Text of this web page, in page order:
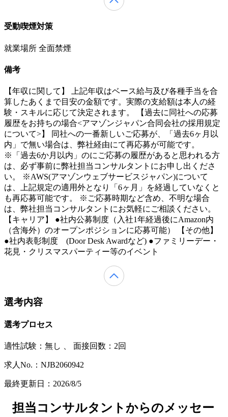
受動喫煙対策
就業場所 全面禁煙
備考
【年収に関して】 上記年収はベース給与及び各種手当を合
算したあくまで目安の金額です。実際の支給額は本人の経
験・スキルに応じて決定されます。 【過去に同社への応募
履歴をお持ちの場合<アマゾンジャパン合同会社の採用規定
について>】 同社への一番新しいご応募が、「過去6ヶ月以
内」で無い場合は、弊社経由にて再応募が可能です。
※「過去6か月以内」のにご応募の履歴があると思われる方
は、必ず事前に弊社担当コンサルタントにお申し出くださ
い。 ※AWS(アマゾンウェブサービスジャパン)について
は、上記規定の適用外となり「6ヶ月」を経過していなくと
も再応募可能です。 ※ご応募時期など含め、不明な場合
は、弊社担当コンサルタントにお気軽にご相談ください。
【キャリア】 ●社内公募制度（入社1年経過後にAmazon内
（含海外）のオープンポジションに応募可能） 【その他】
●社内表彰制度 (Door Desk Awardなど) ●ファミリーデー・
花見・クリスマスパーティー等のイベント
選考内容
選考プロセス
適性試験： 無し 面接回数：2回
求人No.：NJB2060942
最終更新日：2026/8/5
担当コンサルタントからのメッセー